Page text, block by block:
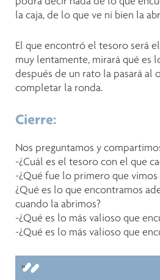
la caja, de lo que ve ni bien la
El que encontró el tesoro será
muy lentamente, mirará qué es
después de un rato la pasará al
completar la ronda.
Cierre:
Nos preguntamos y
-¿Cuál es el tesoro con el que
-¿Qué fue lo primero que
¿Qué es lo que encontramos
cuando la abrimos?
-¿Qué es lo más valioso que
-¿Qué es lo más valioso que